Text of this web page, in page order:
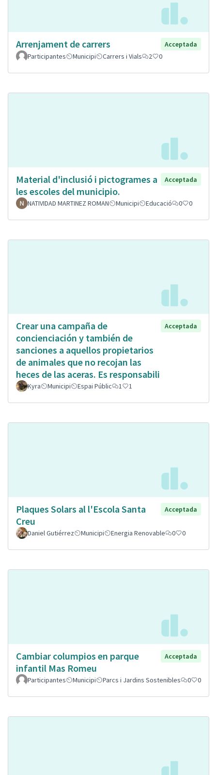
Arrenjament de carrers
Acceptada
Participantes
Municipi Carrers i Vials 2 0
Material d'inclusió i pictogrames a
les escoles del municipio.
Acceptada
NATIVIDAD MARTINEZ ROMAN Municipi Educació 0 0
Crear una campaña de
concienciación y también de
sanciones a aquellos propietarios
de animales que no recojan las
heces de las aceras. Es responsabili
Acceptada
Kyra Municipi Espai Públic 1 1
Plaques Solars al l'Escola Santa
Creu
Acceptada
Daniel Gutiérrez Municipi Energia Renovable 0 0
Cambiar columpios en parque
infantil Mas Romeu
Acceptada
Participantes Municipi Parcs i Jardins Sostenibles 0 0